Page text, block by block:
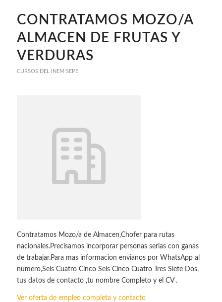
CONTRATAMOS MOZO/A
ALMACEN DE FRUTAS Y
VERDURAS
CURSOS DEL INEM SEPE
Contratamos Mozo/a de Almacen,Chofer para rutas
nacionales.Precisamos incorporar personas serias con ganas
de trabajar.Para mas informacion envianos por WhatsApp al
numero,Seis Cuatro Cinco Seis Cinco Cuatro Tres Siete Dos,
tus datos de contacto ,tu nombre Completo y el CV .
Ver oferta de empleo completa y contacto